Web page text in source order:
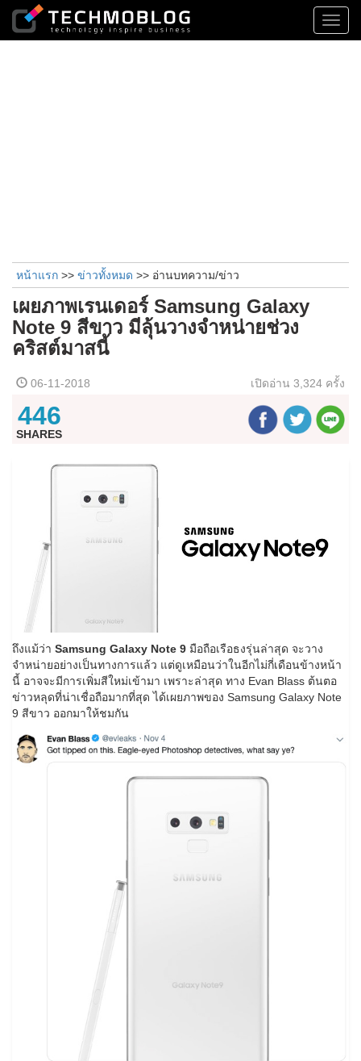
หน้าแรก >> ข่าวทั้งหมด >> อ่านบทความ/ข่าว
เผยภาพเรนเดอร์ Samsung Galaxy
Note 9 สีขาว มีลุ้นวางจำหน่ายช่วง
คริสต์มาสนี้
06-11-2018 เปิดอ่าน 3,324 ครั้ง
446
SHARES
ถึงแม้ว่า Samsung Galaxy Note 9 มือถือเรือธงรุ่นล่าสุด จะวาง
จำหน่ายอย่างเป็นทางการแล้ว แต่ดูเหมือนว่าในอีกไม่กี่เดือนข้างหน้า
นี้ อาจจะมีการเพิ่มสีใหม่เข้ามา เพราะล่าสุด ทาง Evan Blass ต้นตอ
ข่าวหลุดที่น่าเชื่อถือมากที่สุด ได้เผยภาพของ Samsung Galaxy Note
9 สีขาว ออกมาให้ชมกัน